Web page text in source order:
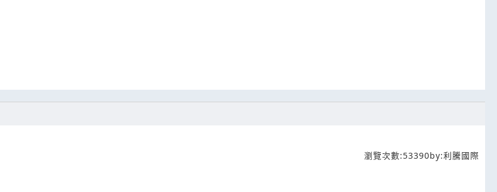
瀏覽次數:53390by:利騰國際